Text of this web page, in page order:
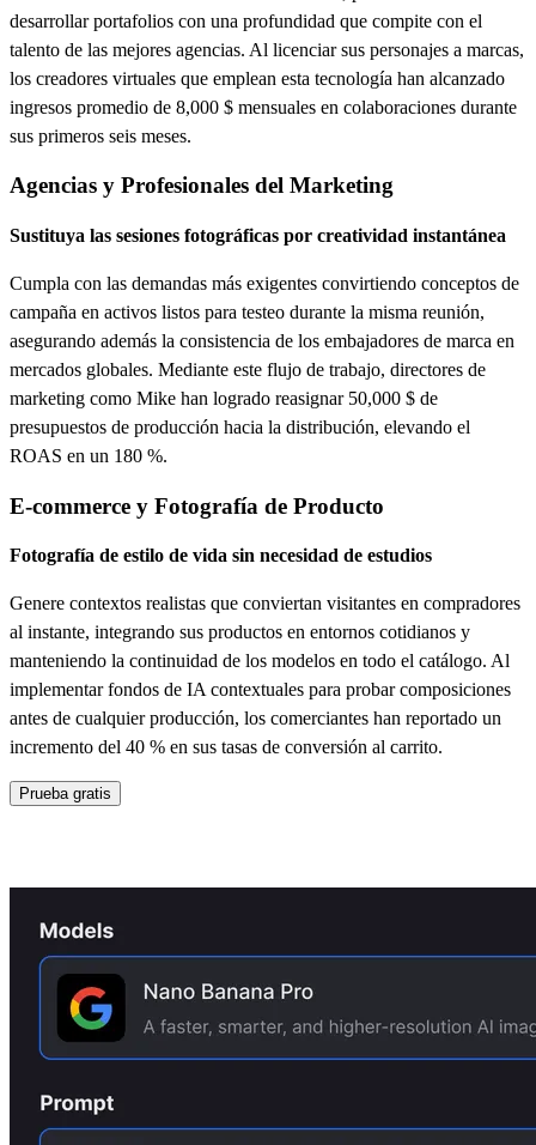
desarrollar portafolios con una profundidad que compite con el
talento de las mejores agencias. Al licenciar sus personajes a marcas,
los creadores virtuales que emplean esta tecnología han alcanzado
ingresos promedio de 8,000 $ mensuales en colaboraciones durante
sus primeros seis meses.
Agencias y Profesionales del Marketing
Sustituya las sesiones fotográficas por creatividad instantánea
Cumpla con las demandas más exigentes convirtiendo conceptos de
campaña en activos listos para testeo durante la misma reunión,
asegurando además la consistencia de los embajadores de marca en
mercados globales. Mediante este flujo de trabajo, directores de
marketing como Mike han logrado reasignar 50,000 $ de
presupuestos de producción hacia la distribución, elevando el
ROAS en un 180 %.
E-commerce y Fotografía de Producto
Fotografía de estilo de vida sin necesidad de estudios
Genere contextos realistas que conviertan visitantes en compradores
al instante, integrando sus productos en entornos cotidianos y
manteniendo la continuidad de los modelos en todo el catálogo. Al
implementar fondos de IA contextuales para probar composiciones
antes de cualquier producción, los comerciantes han reportado un
incremento del 40 % en sus tasas de conversión al carrito.
Prueba gratis